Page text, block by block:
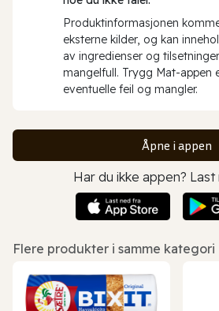
Produktinformasjonen
eksterne kilder, og kan
av ingredienser og
mangelfull. Trygg Mat-appen
eventuelle feil og mangler.
Åpne i appen
Har du ikke appen? Last
Flere produkter i samme kategori